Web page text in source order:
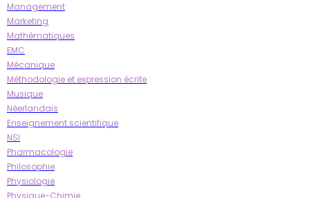
Management
Marketing
Mathématiques
EMC
Mécanique
Méthodologie et expression écrite
Musique
Néerlandais
Enseignement scientifique
NSI
Pharmacologie
Philosophie
Physiologie
Physique-Chimie